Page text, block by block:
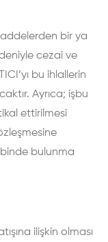
bir ya
cezai ve
bu ihlallerin
Ayrıca; işbu
ettirilmesi
bulunma
ilişkin olması